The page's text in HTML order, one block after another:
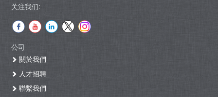
关注我们:
公司
關於我們
人才招聘
聯繫我們